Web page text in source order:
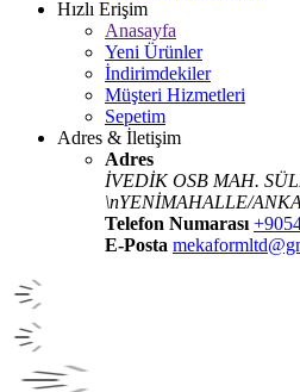
Hızlı Erişim
Anasayfa
Yeni Ürünler
İndirimdekiler
Müşteri Hizmetleri
Sepetim
Adres & İletişim
Adres
İVEDİK OSB MAH.
\nYENİMAHALLE/
Telefon Numarası
E-Posta